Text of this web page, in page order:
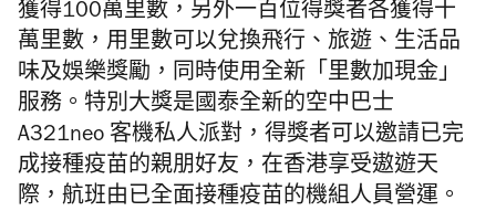
獲得100萬里數，另外一百位得獎者各獲得十
萬里數，用里數可以兌換飛行、旅遊、生活品
味及娛樂獎勵，同時使用全新「里數加現金」
服務。特別大獎是國泰全新的空中巴士
A321neo 客機私人派對，得獎者可以邀請已完
成接種疫苗的親朋好友，在香港享受遨遊天
際，航班由已全面接種疫苗的機組人員營運。